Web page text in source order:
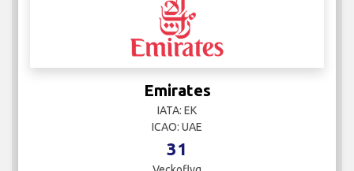
Emirates
IATA: EK
ICAO: UAE
31
Veckoflyg
Mer information